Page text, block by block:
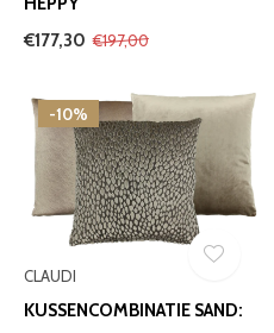
€177,30 €197,00
-10%
CLAUDI
KUSSENCOMBINATIE SAND: